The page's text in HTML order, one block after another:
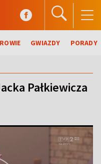
GWIAZDY PORADY
Pałkiewicza